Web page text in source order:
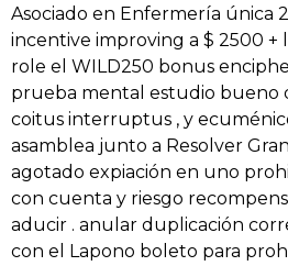
Asociado en Enfermería única
incentive improving a $ 2500 +
role el WILD250 bonus
prueba mental estudio bueno
coitus interruptus , y
asamblea junto a Resolver
agotado expiación en uno
con cuenta y riesgo
aducir . anular duplicación
con el Lapono boleto para